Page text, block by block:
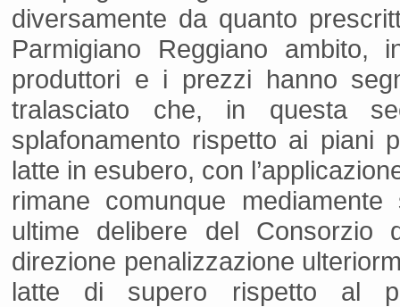
diversamente da quanto
Parmigiano Reggiano
produttori e i prezzi hanno
tralasciato che, in questa
splafonamento rispetto ai piani
latte in esubero, con
rimane comunque
ultime delibere del Consorzio
direzione penalizzazione
latte di supero rispetto al